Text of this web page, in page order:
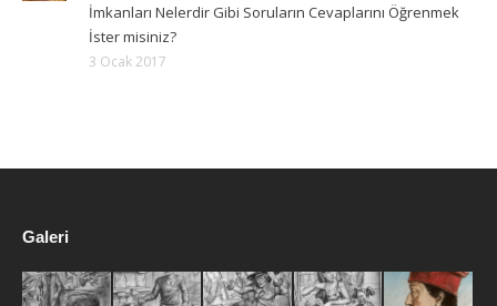
İmkanları Nelerdir Gibi Soruların Cevaplarını Öğrenmek
İster misiniz?
3 Ocak 2017
Galeri